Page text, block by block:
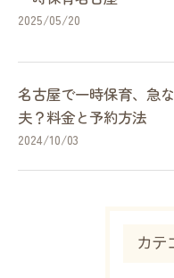
2025/05/20
名古屋で一時保育、急
夫？料金と予約方法
2024/10/03
カテ